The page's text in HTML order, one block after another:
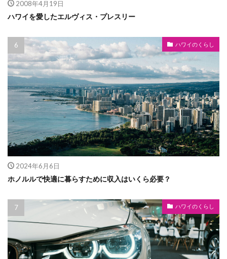
2008年4月19日
ハワイを愛したエルヴィス・プレスリー
ハワイのくらし
2024年6月6日
ホノルルで快適に暮らすために収入はいくら必要？
ハワイのくらし